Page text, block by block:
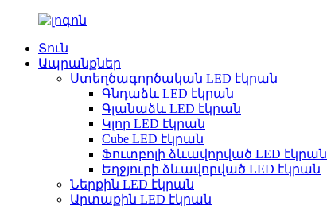
Տուն
Ապրանքներ
Ստեղծագործական LED էկրան
Գնդաձև LED էկրան
Գլանաձև LED էկրան
Կլոր LED էկրան
Cube LED էկրան
Ֆուտբոլի ձևավորված LED էկրան
Եղջյուրի ձևավորված LED էկրան
Ներքին LED էկրան
Արտաքին LED էկրան